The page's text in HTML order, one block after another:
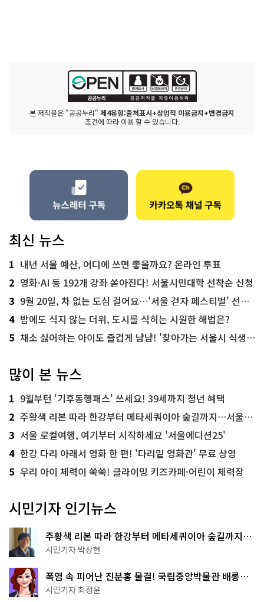
본 저작물은 "공공누리" 제4유형:출처표시+상업적 이용금지+변경금지
조건에 따라 이용 할 수 있습니다.
최신 뉴스
1 내년 서울 예산, 어디에 쓰면 좋을까요? 온라인 투표
2 영화·AI 등 192개 강좌 쏟아진다! 서울시민대학 선착순 신청
3 9월 20일, 차 없는 도심 걸어요…'서울 걷자 페스티벌' 선착순 5천명
4 밤에도 식지 않는 더위, 도시를 식히는 시원한 해법은?
5 채소 싫어하는 아이도 즐겁게 냠냠! '찾아가는 서울시 식생활 교육' 현장
많이 본 뉴스
1 9월부턴 '기후동행패스' 쓰세요! 39세까지 청년 혜택
2 주황색 리본 따라 한강부터 메타세쿼이아 숲길까지…서울둘레길 15코스
3 서울 로컬여행, 여기부터 시작하세요 '서울에디션25'
4 한강 다리 아래서 영화 한 편! '다리밑 영화관' 무료 상영
5 우리 아이 체력이 쑥쑥! 클라이밍 키즈카페·어린이 체력장
시민기자 인기뉴스
주황색 리본 따라 한강부터 메타세쿼이아 숲길까지…
서울둘레길 15코스
시민기자 박상현
폭염 속 피어난 진분홍 물결! 국립중앙박물관 배롱나
무 명소
시민기자 최정윤